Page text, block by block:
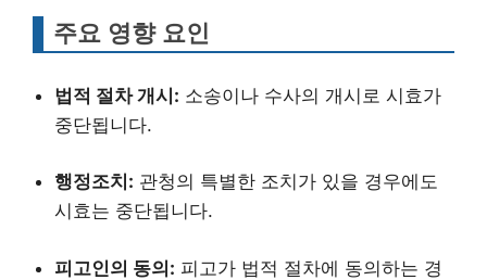
주요 영향 요인
법적 절차 개시: 소송이나 수사의 개시로 시효가
중단됩니다.
행정조치: 관청의 특별한 조치가 있을 경우에도
시효는 중단됩니다.
피고인의 동의: 피고가 법적 절차에 동의하는 경